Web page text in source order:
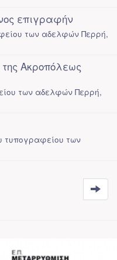
επιγραφήν
των αδελφών Περρή,
Ακροπόλεως
των αδελφών Περρή,
τυπογραφείου των